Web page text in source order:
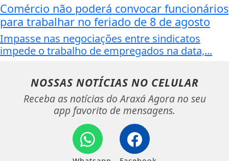
Comércio não poderá convocar funcionários
para trabalhar no feriado de 8 de agosto
Impasse nas negociações entre sindicatos
impede o trabalho de empregados na data,...
NOSSAS NOTÍCIAS NO CELULAR
Receba as notícias do Araxá Agora no seu
app favorito de mensagens.